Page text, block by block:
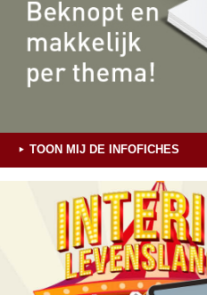
TOON MIJ DE INFOFICHES